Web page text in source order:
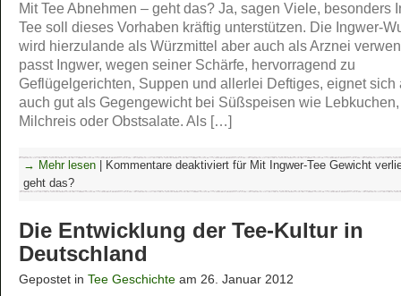
Mit Tee Abnehmen – geht das? Ja, sagen Viele, besonders
Tee soll dieses Vorhaben kräftig unterstützen. Die Ingwer-
wird hierzulande als Würzmittel aber auch als Arznei
passt Ingwer, wegen seiner Schärfe, hervorragend zu
Geflügelgerichten, Suppen und allerlei Deftiges, eignet sich
auch gut als Gegengewicht bei Süßspeisen wie Lebkuchen,
Milchreis oder Obstsalate. Als […]
→ Mehr lesen Kommentare deaktiviert für Mit Ingwer-Tee Gewicht
geht das?
Die Entwicklung der Tee-Kultur in
Deutschland
Gepostet in Tee Geschichte am 26. Januar 2012